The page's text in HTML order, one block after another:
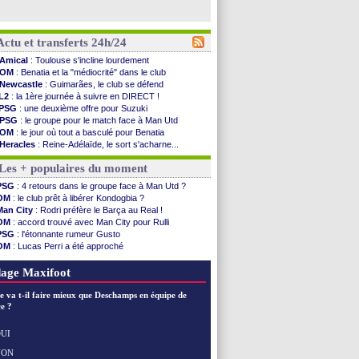
et transferts 24h/24
Amical : Toulouse s'incline lourdement
OM : Benatia et la "médiocrité" dans le club
Newcastle : Guimarães, le club se défend
: la 1ère journée à suivre en DIRECT !
: une deuxième offre pour Suzuki
PSG : le groupe pour le match face à Man Utd
OM : le jour où tout a basculé pour Benatia
Heracles : Reine-Adélaïde, le sort s'acharne...
Monaco: Mawissa a gravement blessé Uche
OM: accord avec la Real Sociedad pour Aguerd
Barça: Araujo va partir en prêt à Liverpool
OM : Côme pousse pour Gouiri
Man Utd: le groupe pour défier le PSG
: Caen premier leader
: Højbjerg, son agent maintient le suspense
: Gouiri évoque son avenir
: le transfert d'Asllani tombe à l'eau
: Benatia envoie une pique à Longoria
: la dernière saison de Fonseca ?
+ populaires du moment
: 4 retours dans le groupe face à Man Utd ?
: le club prêt à libérer Kondogbia ?
City : Rodri préfère le Barça au Real !
: accord trouvé avec Man City pour Rulli
: l'étonnante rumeur Gusto
: Lucas Perri a été approché
: Owori battu à mort à Kampala
Maxifoot
va t-il faire mieux que Deschamps en équipe de
?